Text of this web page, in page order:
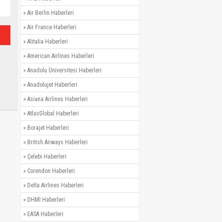
» Air Berlin Haberleri
» Air France Haberleri
» Alitalia Haberleri
» American Airlines Haberleri
» Anadolu Üniversitesi Haberleri
» Anadolujet Haberleri
» Asiana Airlines Haberleri
» AtlasGlobal Haberleri
» Borajet Haberleri
» British Airways Haberleri
» Çelebi Haberleri
» Corendon Haberleri
» Delta Airlines Haberleri
» DHMİ Haberleri
» EASA Haberleri